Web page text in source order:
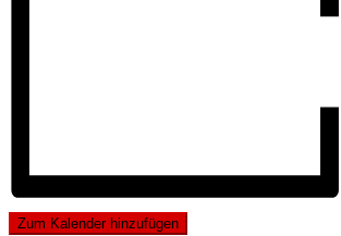
Zum Kalender hinzufügen